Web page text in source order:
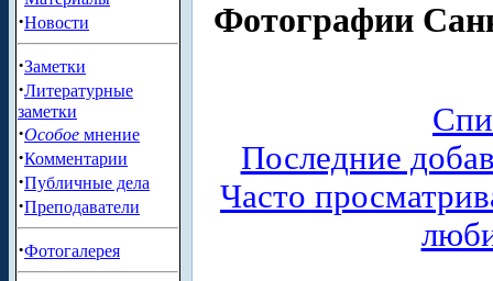
·Новости
·Заметки
·Литературные
заметки
·Особое мнение
·Комментарии
·Публичные дела
·Преподаватели
·Фотогалерея
Фотографии
Последние
Часто